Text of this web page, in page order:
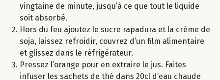
vingtaine de minute, jusqu’à ce que tout le liquide
soit absorbé.
Hors du feu ajoutez le sucre rapadura et la crème de
soja, laissez refroidir, couvrez d’un film alimentaire
et glissez dans le réfrigérateur.
Pressez l’orange pour en extraire le jus. Faites
infuser les sachets de thé dans 20cl d’eau chaude